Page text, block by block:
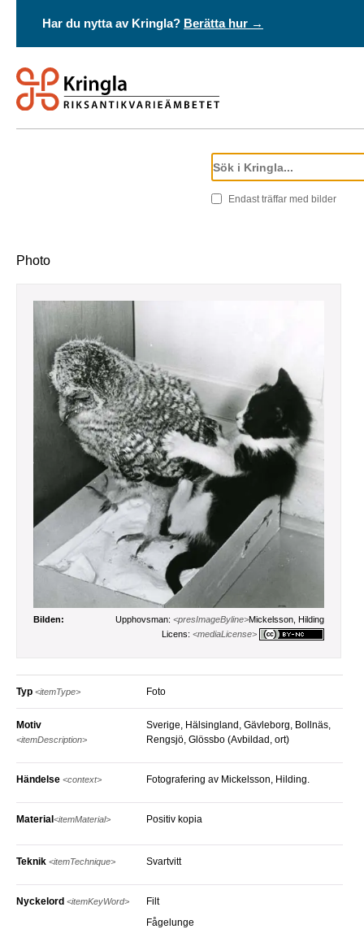
Har du nytta av Kringla? Berätta hur →
Endast träffar med bilder
Photo
Bilden: Upphovsman: <presImageByline>Mickelsson, Hilding
Licens: <mediaLicense>
Typ <itemType> Foto
Motiv
<itemDescription>
Sverige, Hälsingland, Gävleborg, Bollnäs,
Rengsjö, Glössbo (Avbildad, ort)
Händelse <context> Fotografering av Mickelsson, Hilding.
Material<itemMaterial> Positiv kopia
Teknik <itemTechnique> Svartvitt
Nyckelord <itemKeyWord>
Filt
Fågelunge